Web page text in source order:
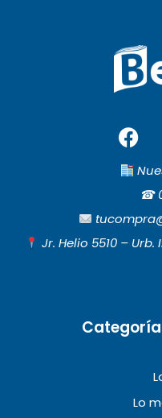
F
a
c
b
o
o
☎︎
Jr. Helio 5510 –
Lo